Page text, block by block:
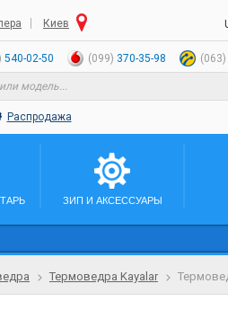
Киев
540-02-50 (099) 370-35-98 (063)
Распродажа
ЗИП И АКСЕССУАРЫ
Термоведра Kayalar